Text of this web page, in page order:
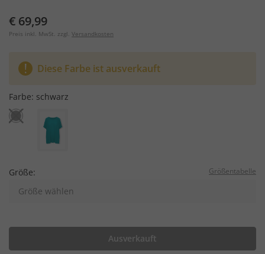
€ 69,99
Preis inkl. MwSt. zzgl. Versandkosten
Diese Farbe ist ausverkauft
Farbe: schwarz
Größe: Größentabelle
Größe wählen
Ausverkauft